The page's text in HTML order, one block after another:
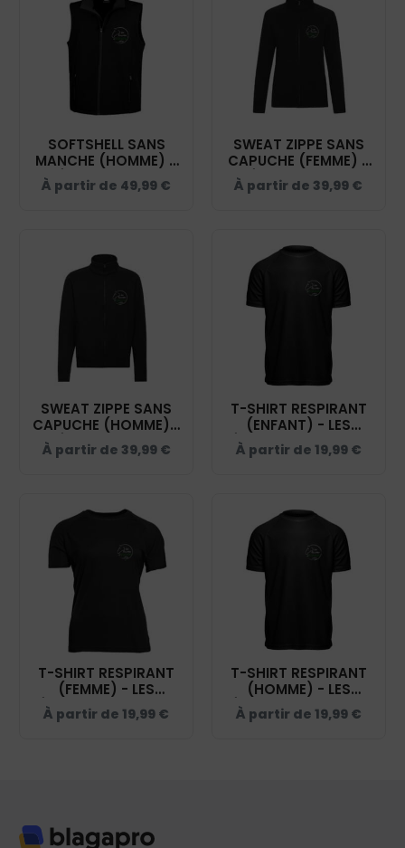
SOFTSHELL SANS
MANCHE (HOMME) –
LES ÉCURIES D'ELENDIL
- NOIR - RS232
À partir de 49,99 €
SWEAT ZIPPE SANS
CAPUCHE (FEMME) -
LES ÉCURIES D'ELENDIL
- NOIR - 021039
À partir de 39,99 €
SWEAT ZIPPE SANS
CAPUCHE (HOMME) -
LES ÉCURIES D'ELENDIL
- NOIR - 021038
À partir de 39,99 €
T-SHIRT RESPIRANT
(ENFANT) - LES
ÉCURIES D'ELENDIL -
NOIR - IB302
À partir de 19,99 €
T-SHIRT RESPIRANT
(FEMME) - LES
ÉCURIES D'ELENDIL -
NOIR - IB301
À partir de 19,99 €
T-SHIRT RESPIRANT
(HOMME) - LES
ÉCURIES D'ELENDIL -
NOIR - IB300
À partir de 19,99 €